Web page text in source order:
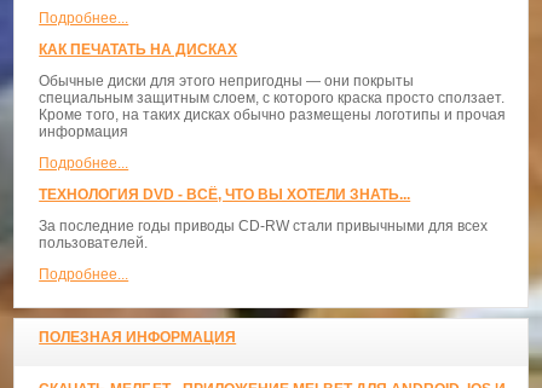
Подробнее...
КАК ПЕЧАТАТЬ НА ДИСКАХ
Обычные диски для этого непригодны — они покрыты
специальным защитным слоем, с которого краска просто сползает.
Кроме того, на таких дисках обычно размещены логотипы и прочая
информация
Подробнее...
ТЕХНОЛОГИЯ DVD - ВСЁ, ЧТО ВЫ ХОТЕЛИ ЗНАТЬ...
За последние годы приводы CD-RW стали привычными для всех
пользователей.
Подробнее...
ПОЛЕЗНАЯ ИНФОРМАЦИЯ